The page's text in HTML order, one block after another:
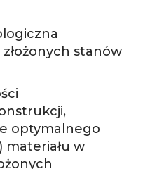
stanów
optymalnego
materiału w